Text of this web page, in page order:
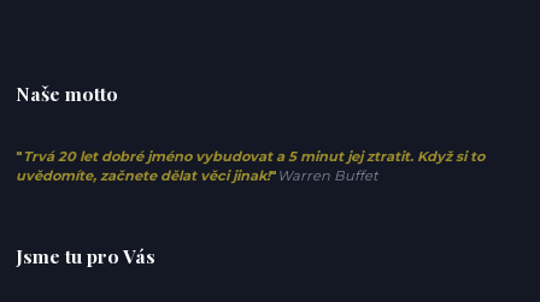
Naše motto
" Trvá 20 let dobré jméno vybudovat a 5 minut jej ztratit. Když si to
uvědomíte, začnete dělat věci jinak!" Warren Buffet
Jsme tu pro Vás